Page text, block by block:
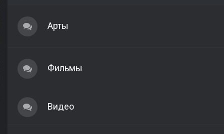
Арты
Фильмы
Видео